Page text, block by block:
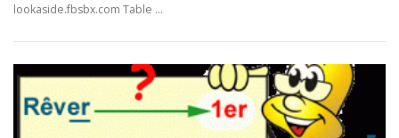
lookaside.fbsbx.com Table …